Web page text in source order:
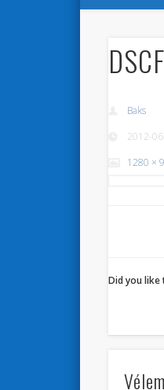
Baks
2012-
1280 ×
Did you